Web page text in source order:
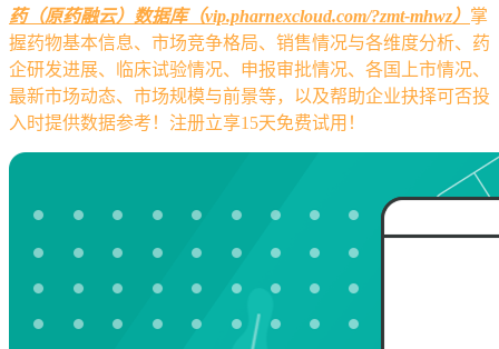
药（原药融云）数据库（vip.pharnexcloud.com/?zmt-mhwz） 掌
握药物基本信息、市场竞争格局、销售情况与各维度分析、药
企研发进展、临床试验情况、申报审批情况、各国上市情况、
最新市场动态、市场规模与前景等，以及帮助企业抉择可否投
入时提供数据参考！注册立享15天免费试用！